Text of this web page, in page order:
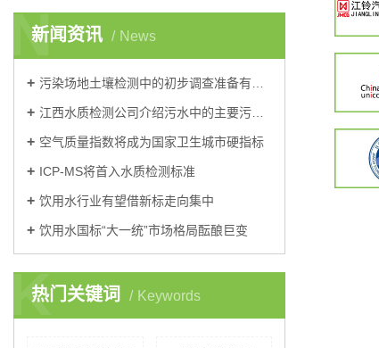
新闻资讯 News
N
污染场地土壤检测中的初步调查准备有哪些？
江西水质检测公司介绍污水中的主要污染物可分为三大类？
空气质量指数将成为国家卫生城市硬指标
ICP-MS将首入水质检测标准
饮用水行业有望借新标走向集中
饮用水国标“大一统”市场格局酝酿巨变
热门关键词 Keywords
K